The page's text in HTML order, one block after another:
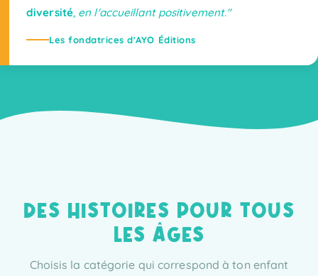
diversité, en l'accueillant positivement."
Les fondatrices d'AYO Éditions
DES HISTOIRES POUR TOUS
LES ÂGES
Choisis la catégorie qui correspond à ton enfant